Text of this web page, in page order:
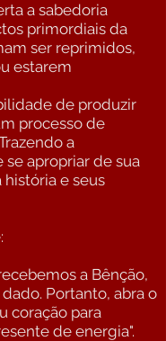
a sabedoria
primordiais da
ser reprimidos,
estarem
de produzir
processo de
a
apropriar de sua
história e seus
a Bênção,
Portanto, abra o
coração para
de energia".